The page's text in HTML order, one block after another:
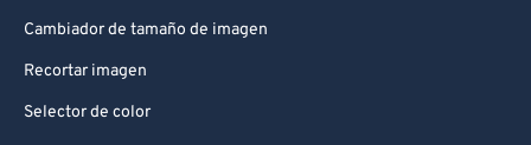
Cambiador de tamaño de imagen
Recortar imagen
Selector de color